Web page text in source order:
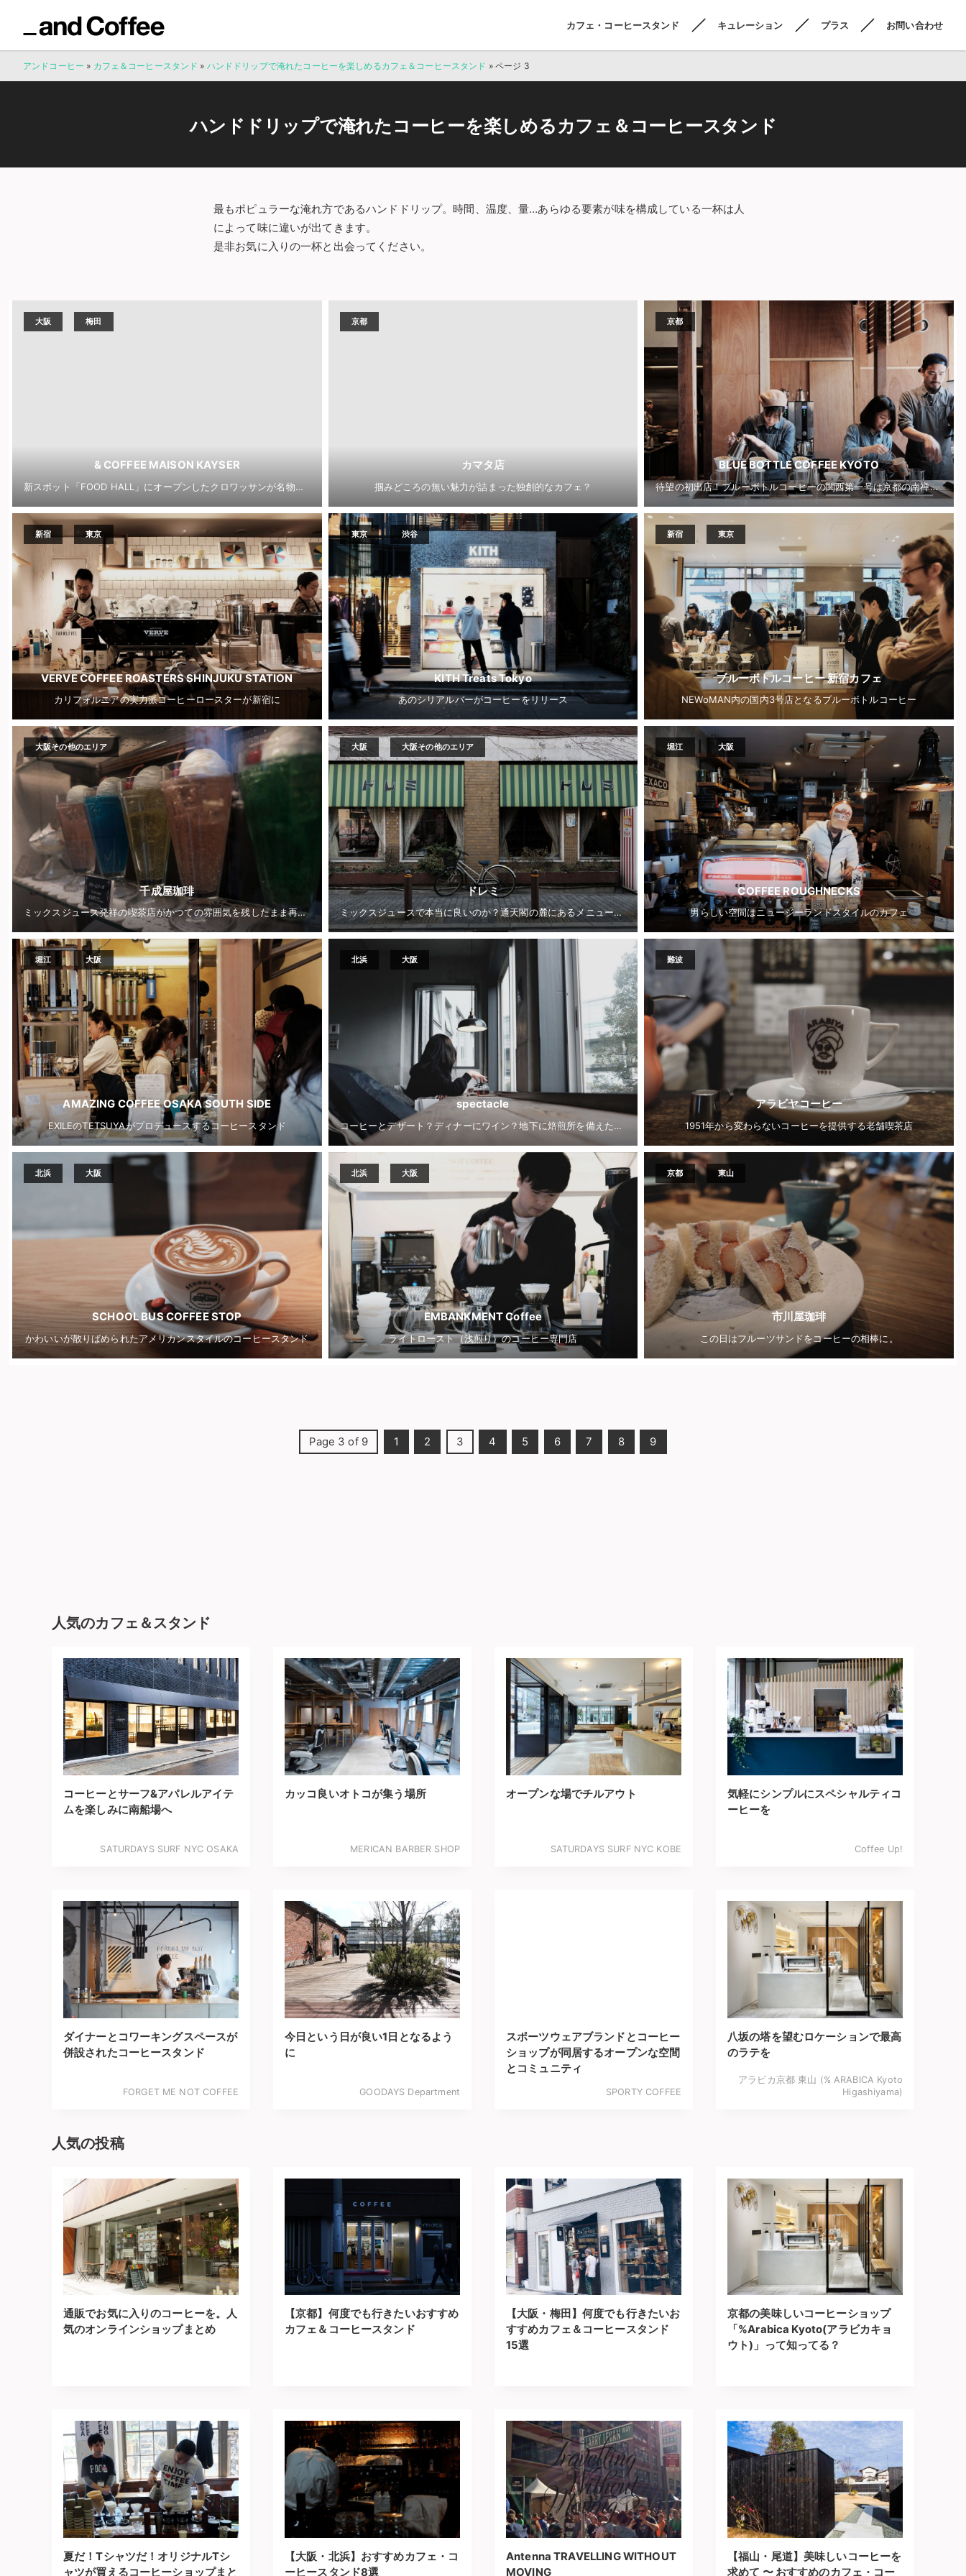
カフェ・コーヒースタンド キュレーション プラス お問い合わせ
アンドコーヒー » カフェ＆コーヒースタンド » ハンドドリップで淹れたコーヒーを楽しめるカフェ＆コーヒースタンド » ページ 3
ハンドドリップで淹れたコーヒーを楽しめるカフェ＆コーヒースタンド
最もポピュラーな淹れ方であるハンドドリップ。時間、温度、量…あらゆる要素が味を構成している一杯は人
によって味に違いが出てきます。
是非お気に入りの一杯と出会ってください。
大阪 梅田
& COFFEE MAISON KAYSER
新スポット「FOOD HALL」にオープンしたクロワッサンが名物の「& COFFEE MAISON KAYSER (アンドコーヒーメゾンカイザー)」
京都
カマタ店
掴みどころの無い魅力が詰まった独創的なカフェ？
京都
BLUE BOTTLE COFFEE KYOTO
待望の初出店！ブルーボトルコーヒーの関西第一号は京都の南禅寺に
新宿 東京
VERVE COFFEE ROASTERS SHINJUKU STATION
カリフォルニアの実力派コーヒーロースターが新宿に
東京 渋谷
KITH Treats Tokyo
あのシリアルバーがコーヒーをリリース
新宿 東京
ブルーボトルコーヒー 新宿カフェ
NEWoMAN内の国内3号店となるブルーボトルコーヒー
大阪その他のエリア
千成屋珈琲
ミックスジュース発祥の喫茶店がかつての雰囲気を残したまま再オープン
大阪 大阪その他のエリア
ドレミ
ミックスジュースで本当に良いのか？通天閣の麓にあるメニュー豊富な喫茶店
堀江 大阪
COFFEE ROUGHNECKS
男らしい空間はニュージーランドスタイルのカフェ
堀江 大阪
AMAZING COFFEE OSAKA SOUTH SIDE
EXILEのTETSUYAがプロデュースするコーヒースタンド
北浜 大阪
spectacle
コーヒーとデザート？ディナーにワイン？地下に焙煎所を備えた万能カフェ
難波
アラビヤコーヒー
1951年から変わらないコーヒーを提供する老舗喫茶店
北浜 大阪
SCHOOL BUS COFFEE STOP
かわいいが散りばめられたアメリカンスタイルのコーヒースタンド
北浜 大阪
EMBANKMENT Coffee
ライトロースト（浅煎り）のコーヒー専門店
京都 東山
市川屋珈琲
この日はフルーツサンドをコーヒーの相棒に。
Page 3 of 9 1 2 3 4 5 6 7 8 9
人気のカフェ＆スタンド
コーヒーとサーフ&アパレルアイテ
ムを楽しみに南船場へ
SATURDAYS SURF NYC OSAKA
カッコ良いオトコが集う場所
MERICAN BARBER SHOP
オープンな場でチルアウト
SATURDAYS SURF NYC KOBE
気軽にシンプルにスペシャルティコ
ーヒーを
Coffee Up!
ダイナーとコワーキングスペースが
併設されたコーヒースタンド
FORGET ME NOT COFFEE
今日という日が良い1日となるよう
に
GOODAYS Department
スポーツウェアブランドとコーヒー
ショップが同居するオープンな空間
とコミュニティ
SPORTY COFFEE
八坂の塔を望むロケーションで最高
のラテを
アラビカ京都 東山 (% ARABICA Kyoto
Higashiyama)
人気の投稿
通販でお気に入りのコーヒーを。人
気のオンラインショップまとめ
【京都】何度でも行きたいおすすめ
カフェ＆コーヒースタンド
【大阪・梅田】何度でも行きたいお
すすめカフェ＆コーヒースタンド
15選
京都の美味しいコーヒーショップ
「%Arabica Kyoto(アラビカキョ
ウト)」って知ってる？
夏だ！Tシャツだ！オリジナルTシ
ャツが買えるコーヒーショップまと
【大阪・北浜】おすすめカフェ・コ
ーヒースタンド8選
Antenna TRAVELLING WITHOUT
MOVING
【福山・尾道】美味しいコーヒーを
求めて 〜 おすすめのカフェ・コー